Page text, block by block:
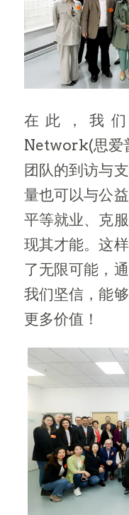
在此，我
Network(思爱
团队的到访与
量也可以与公
平等就业、克
现其才能。这
了无限可能，
我们坚信，能
更多价值！